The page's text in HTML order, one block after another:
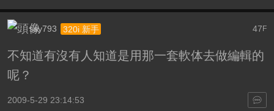
47 F
ssy793 320i 新手
不知道有沒有人知道是用那一套軟体去做編輯的
呢？
2009-5-29 23:14:53